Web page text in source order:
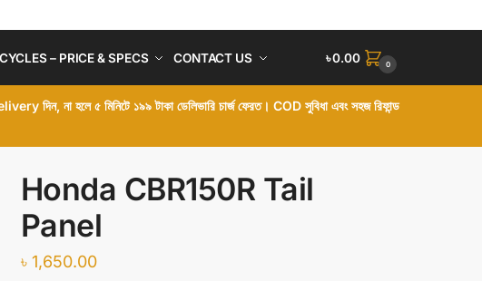
– PRICE & SPECS CONTACT US ৳0.00 0
দিন, না হলে ৫ মিনিটে ১৯৯ টাকা ডেলিভারি চার্জ ফেরত। COD সুবিধা এবং সহজ রিফান্ড
Honda CBR150R Tail
Panel
৳ 1,650.00